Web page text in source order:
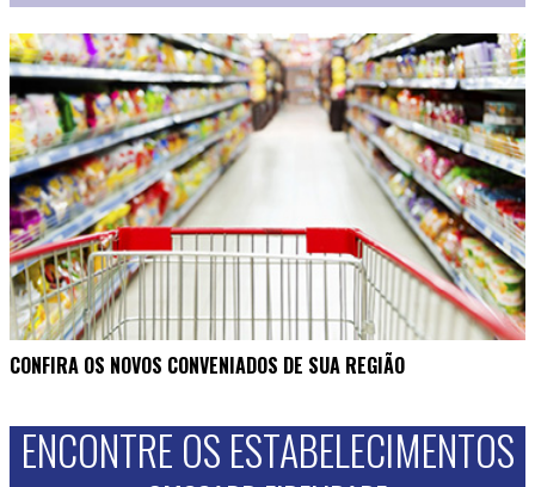
CONFIRA OS NOVOS CONVENIADOS DE SUA REGIÃO
ENCONTRE OS ESTABELECIMENTOS